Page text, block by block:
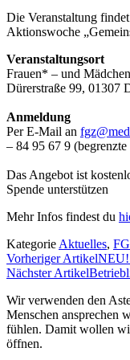
Die Veranstaltung
Aktionswoche
Veranstaltungsort
Frauen* – und
Dürerstraße 99, 01307
Anmeldung
Per E-Mail an
– 84 95 67 9 (begrenzte
Das Angebot ist
Spende unterstützen
Mehr Infos findest du
Kategorie Aktuelles,
Vorheriger ArtikelNEU!
Nächster Artikel
Wir verwenden den
Menschen ansprechen
fühlen. Damit wollen
öffnen.